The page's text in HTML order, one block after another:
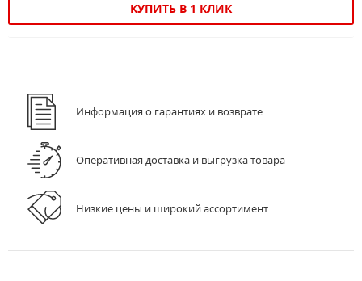
КУПИТЬ В 1 КЛИК
Информация о гарантиях и возврате
Оперативная доставка и выгрузка товара
Низкие цены и широкий ассортимент